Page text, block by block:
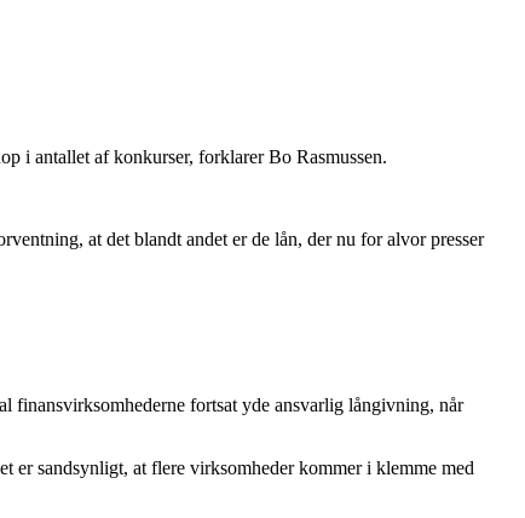
i antallet af konkurser, forklarer Bo Rasmussen.
at det blandt andet er de lån, der nu for alvor presser
finansvirksomhederne fortsat yde ansvarlig långivning, når
sandsynligt, at flere virksomheder kommer i klemme med